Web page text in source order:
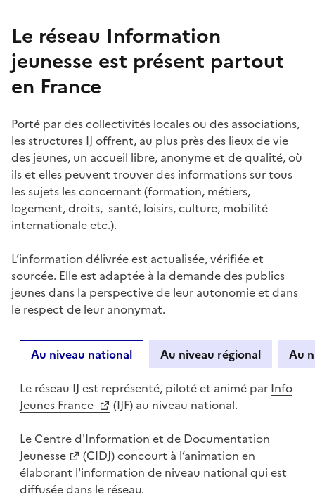
Le réseau Information
jeunesse est présent partout
en France
Porté par des collectivités locales ou des associations,
les structures IJ offrent, au plus près des lieux de vie
des jeunes, un accueil libre, anonyme et de qualité, où
ils et elles peuvent trouver des informations sur tous
les sujets les concernant (formation, métiers,
logement, droits, santé, loisirs, culture, mobilité
internationale etc.).
L’information délivrée est actualisée, vérifiée et
sourcée. Elle est adaptée à la demande des publics
jeunes dans la perspective de leur autonomie et dans
le respect de leur anonymat.
Au niveau national Au niveau régional Au
Le réseau IJ est représenté, piloté et animé par Info
Jeunes France
(IJF) au niveau national.
Le Centre d'Information et de Documentation
Jeunesse
(CIDJ) concourt à l’animation en
élaborant l'information de niveau national qui est
diffusée dans le réseau.